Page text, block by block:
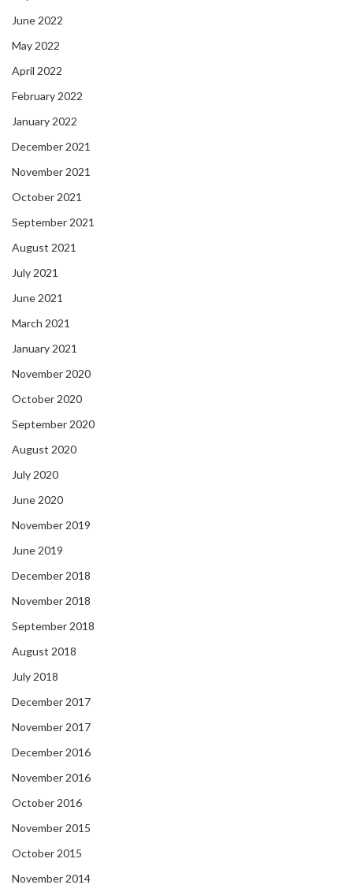
June 2022
May 2022
April 2022
February 2022
January 2022
December 2021
November 2021
October 2021
September 2021
August 2021
July 2021
June 2021
March 2021
January 2021
November 2020
October 2020
September 2020
August 2020
July 2020
June 2020
November 2019
June 2019
December 2018
November 2018
September 2018
August 2018
July 2018
December 2017
November 2017
December 2016
November 2016
October 2016
November 2015
October 2015
November 2014